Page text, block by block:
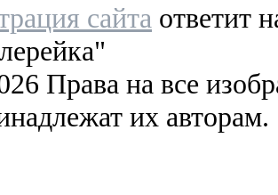
сайта ответит
Права на все
их авторам.